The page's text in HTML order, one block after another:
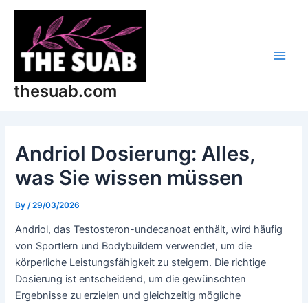
Skip
content
thesuab.com
Andriol Dosierung: Alles,
was Sie wissen müssen
By/29/03/2026
Andriol, das Testosteron-undecanoat enthält, wird häufig
von Sportlern und Bodybuildern verwendet, um die
körperliche Leistungsfähigkeit zu steigern. Die richtige
Dosierung ist entscheidend, um die gewünschten
Ergebnisse zu erzielen und gleichzeitig mögliche
Post
navigation